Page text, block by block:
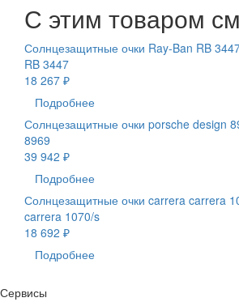
С этим товаром
Солнцезащитные очки Ray-Ban RB
RB 3447
18 267 ₽
Подробнее
Солнцезащитные очки porsche design
8969
39 942 ₽
Подробнее
Солнцезащитные очки carrera carrera
carrera 1070/s
18 692 ₽
Подробнее
Сервисы